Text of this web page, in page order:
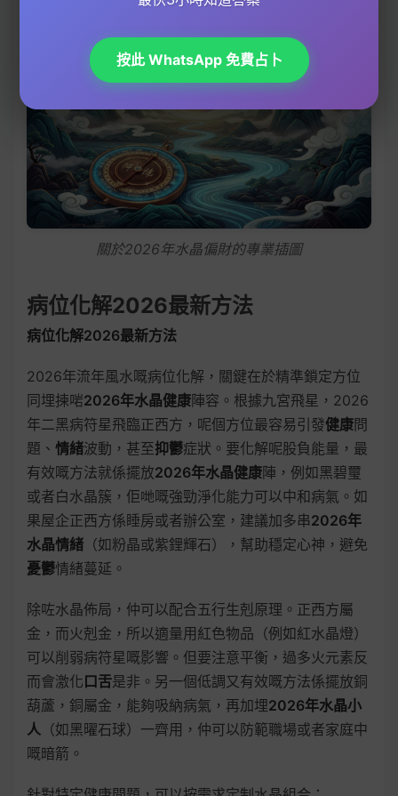
關於2026年水晶偏財的專業插圖
病位化解2026最新方法
病位化解2026最新方法
2026年流年風水嘅病位化解，關鍵在於精準鎖定方位
同埋揀啱2026年水晶健康陣容。根據九宮飛星，2026
年二黑病符星飛臨正西方，呢個方位最容易引發健康問
題、 情緒波動，甚至抑鬱症狀。要化解呢股負能量，最
有效嘅方法就係擺放2026年水晶健康陣，例如黑碧璽
或者白水晶簇，佢哋嘅強勁淨化能力可以中和病氣。如
果屋企正西方係睡房或者辦公室，建議加多串2026年
水晶情緒 （如粉晶或紫鋰輝石），幫助穩定心神，避免
憂鬱情緒蔓延。
除咗水晶佈局，仲可以配合五行生剋原理。正西方屬
金，而火剋金，所以適量用紅色物品（例如紅水晶燈）
可以削弱病符星嘅影響。但要注意平衡，過多火元素反
而會激化 口舌是非。另一個低調又有效嘅方法係擺放銅
葫蘆，銅屬金，能夠吸納病氣，再加埋2026年水晶小
人 （如黑曜石球）一齊用，仲可以防範職場或者家庭中
嘅暗箭。
按此 WhatsApp 免費占卜